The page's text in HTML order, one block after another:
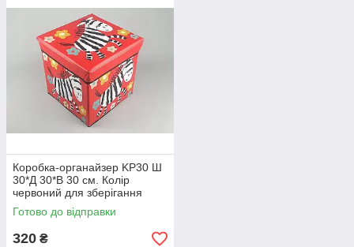
Коробка-органайзер KP30 Ш
30*Д 30*В 30 см. Колір
червоний для зберігання
одягу, взуття чи невеликих
предметів
Готово до відправки
320 ₴